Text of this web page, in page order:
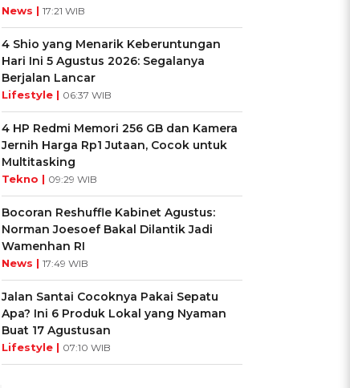
News | 17:21 WIB
4 Shio yang Menarik Keberuntungan
Hari Ini 5 Agustus 2026: Segalanya
Berjalan Lancar
Lifestyle | 06:37 WIB
4 HP Redmi Memori 256 GB dan Kamera
Jernih Harga Rp1 Jutaan, Cocok untuk
Multitasking
Tekno | 09:29 WIB
Bocoran Reshuffle Kabinet Agustus:
Norman Joesoef Bakal Dilantik Jadi
Wamenhan RI
News | 17:49 WIB
Jalan Santai Cocoknya Pakai Sepatu
Apa? Ini 6 Produk Lokal yang Nyaman
Buat 17 Agustusan
Lifestyle | 07:10 WIB